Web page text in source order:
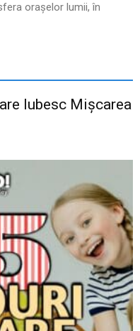
oraşelor lumii, în
Iubesc Mișcarea